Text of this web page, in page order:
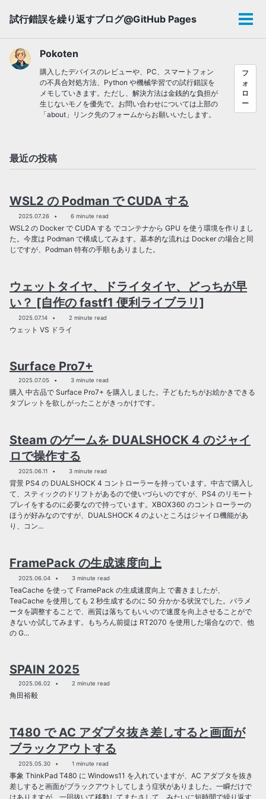
primary
navigation
content
footer
試行錯誤を繰り返すブログ@GitHub Pages
メ
ニ
ー
Pokoten
購入したデバイスのレビューや、PC、スマートフォン
の不具合対処方法、Python や機械学習での試行錯誤を
メモしていきます。ただし、解決方法は金銭的な負担が
生じないモノを優先で。お問い合わせについては上部の
「about」リンク先のフォームからお願いいたします。
フ
ォ
ロ
ー
最近の投稿
WSL2 の Podman で CUDA する
2025.07.26 6 minute read
WSL2 の Docker で CUDA する でコンテナから GPU を使う環境を作りまし
た。今度は Podman で構成してみます。基本的な流れは Docker の場合と同
じですが、Podman 特有の手順もありました。
ウェットタイヤ、ドライタイヤ、どっちが早
い？ [自作の fastf1 便利ライブラリ]
2025.07.14 2 minute read
ウェット VS ドライ
Surface Pro7+
2025.07.05 3 minute read
購入 中古品で Surface Pro7+ を購入しました。子どもたちがお絵かきできる
タブレットを欲しがったことがきっかけです。
Steam のゲームを DUALSHOCK 4 のジャイ
ロで操作する
2025.06.11 3 minute read
背景 PS4 の DUALSHOCK 4 コントローラーを持っています。中古で購入し
て、スティックのドリフトがあるので使いづらいのですが、PS4 のリモート
プレイをするのに必要なので持っています。XBOX360 のコントローラーの
ほうが好みなのですが、DUALSHOCK 4 のよいところはジャイロ機能があ
り、コン...
FramePack の生成速度向上
2025.06.04 3 minute read
TeaCache を使って FramePack の生成速度向上 で書きましたが、
TeaCache を使用しても 2 秒生成するのに 50 分かかる状況でした。パラメ
ータを調整することで、画質は落ちてもいいので速度を向上させることがで
きないか試してみます。もちろん前提は RT2070 を使用した場合なので、他
の G...
SPAIN 2025
2025.06.02 2 minute read
角田裕毅
T480 で AC アダプタ抜き差しすると画面が
ブラックアウトする
2025.05.30 1 minute read
事象 ThinkPad T480 に Windows11 を入れていますが、AC アダプタを抜き
差しすると画面がブラックアウトしてしまう症状がありました。一瞬だけで
はありますが、一回抜いて移動してまたさして、みたいに短時間で繰り返す